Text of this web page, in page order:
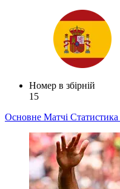
Номер в збірній
15
Основне Матчі Статистика